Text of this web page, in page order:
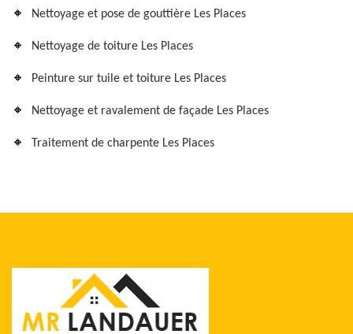
Nettoyage et pose de gouttière Les Places
Nettoyage de toiture Les Places
Peinture sur tuile et toiture Les Places
Nettoyage et ravalement de façade Les Places
Traitement de charpente Les Places